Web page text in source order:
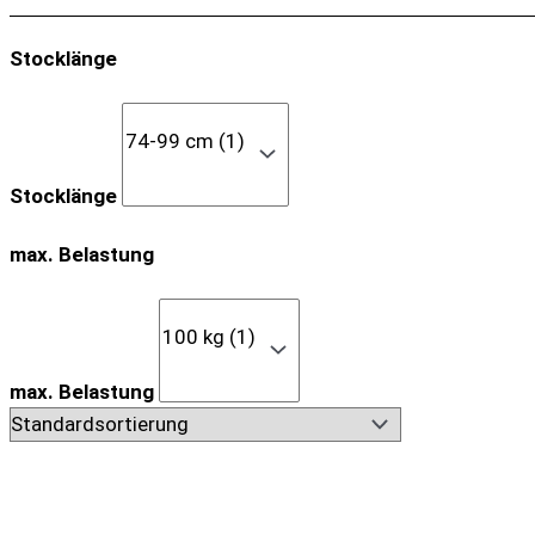
Stocklänge
Stocklänge
max. Belastung
max. Belastung